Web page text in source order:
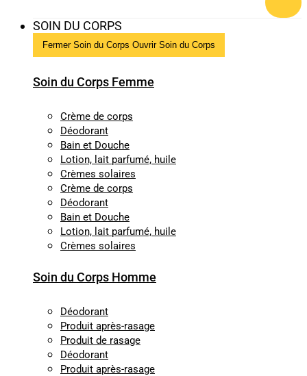
SOIN DU CORPS
Fermer Soin du Corps Ouvrir Soin du Corps
Soin du Corps Femme
Crème de corps
Déodorant
Bain et Douche
Lotion, lait parfumé, huile
Crèmes solaires
Crème de corps
Déodorant
Bain et Douche
Lotion, lait parfumé, huile
Crèmes solaires
Soin du Corps Homme
Déodorant
Produit après-rasage
Produit de rasage
Déodorant
Produit après-rasage